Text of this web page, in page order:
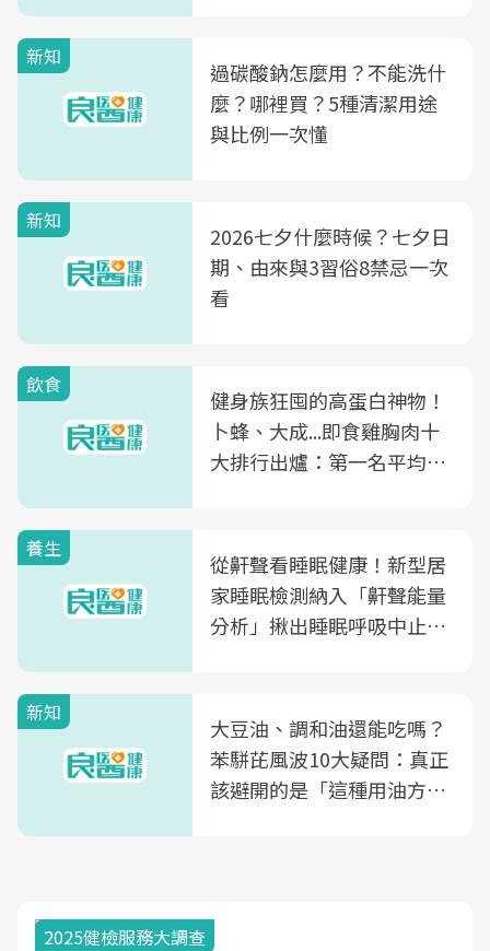
新知
過碳酸鈉怎麼用？不能洗什
麼？哪裡買？5種清潔用途
與比例一次懂
新知
2026七夕什麼時候？七夕日
期、由來與3習俗8禁忌一次
看
飲食
健身族狂囤的高蛋白神物！
卜蜂、大成...即食雞胸肉十
大排行出爐：第一名平均一
養生
從鼾聲看睡眠健康！新型居
家睡眠檢測納入「鼾聲能量
分析」揪出睡眠呼吸中止症
新知
大豆油、調和油還能吃嗎？
苯駢芘風波10大疑問：真正
該避開的是「這種用油方
2025健檢服務大調查